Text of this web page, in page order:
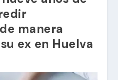
manera
ex en Huelva